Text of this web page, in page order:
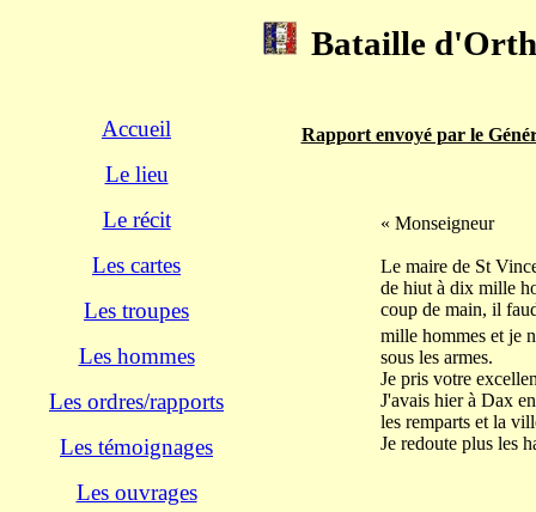
Bataille
Accueil
Le lieu
Le récit
Les cartes
Les troupes
Les hommes
Les ordres/rapports
Les témoignages
Les ouvrages
Rapport envoyé par le
« Monseigneur
Le maire de St
de hiut à dix mille
coup de main, il
mille hommes et je
sous les armes.
Je pris votre
J'avais hier à Dax
les remparts et la
Je redoute plus les